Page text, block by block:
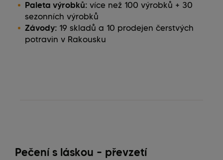
Paleta výrobků: více než 100 výrobků + 30
sezonních výrobků
Závody: 19 skladů a 10 prodejen čerstvých
potravin v Rakousku
Pečení s láskou – převzetí